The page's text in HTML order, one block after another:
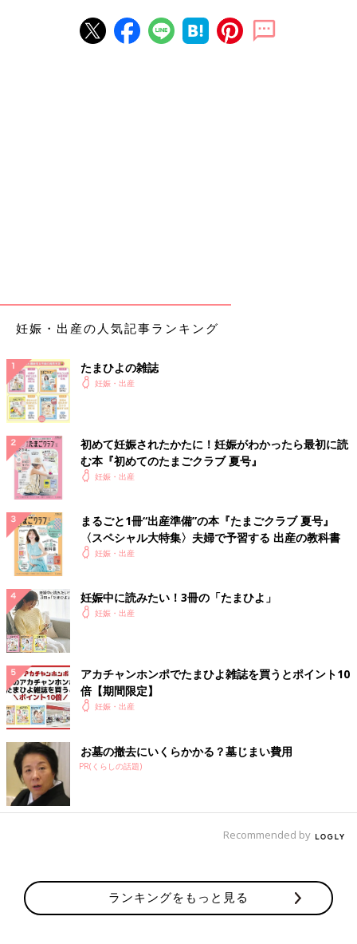
妊娠・出産の人気記事ランキング
たまひよの雑誌
妊娠・出産
初めて妊娠されたかたに！妊娠がわかったら最初に読
む本『初めてのたまごクラブ 夏号』
妊娠・出産
まるごと1冊“出産準備”の本『たまごクラブ 夏号』
〈スペシャル大特集〉夫婦で予習する 出産の教科書
妊娠・出産
妊娠中に読みたい！3冊の「たまひよ」
妊娠・出産
アカチャンホンポでたまひよ雑誌を買うとポイント10
倍【期間限定】
妊娠・出産
お墓の撤去にいくらかかる？墓じまい費用
PR(くらしの話題)
Recommended by
ランキングをもっと見る